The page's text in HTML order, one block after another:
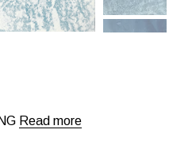
Read more